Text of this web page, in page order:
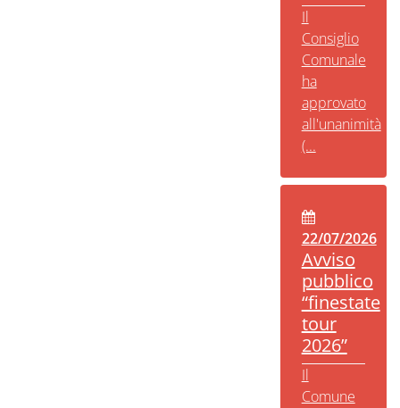
Il
Consiglio
Comunale
ha
approvato
all'unanimità
(...
22/07/2026
Avviso
pubblico
“finestate
tour
2026”
Il
Comune